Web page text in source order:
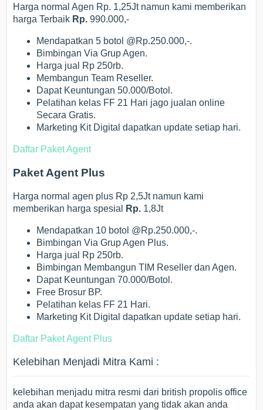
Harga normal Agen Rp. 1,25Jt namun kami memberikan
harga Terbaik Rp. 990.000,-
Mendapatkan 5 botol @Rp.250.000,-.
Bimbingan Via Grup Agen.
Harga jual Rp 250rb.
Membangun Team Reseller.
Dapat Keuntungan 50.000/Botol.
Pelatihan kelas FF 21 Hari jago jualan online
Secara Gratis.
Marketing Kit Digital dapatkan update setiap hari.
Daftar Paket Agent
Paket Agent Plus
Harga normal agen plus Rp 2,5Jt namun kami
memberikan harga spesial
Rp. 1,8Jt
Mendapatkan 10 botol @Rp.250.000,-.
Bimbingan Via Grup Agen Plus.
Harga jual Rp 250rb.
Bimbingan Membangun TIM Reseller dan Agen.
Dapat Keuntungan 70.000/Botol.
Free Brosur BP.
Pelatihan kelas FF 21 Hari.
Marketing Kit Digital dapatkan update setiap hari.
Daftar Paket Agent Plus
Kelebihan Menjadi Mitra Kami :
kelebihan menjadu mitra resmi dari british propolis office
anda akan dapat kesempatan yang tidak akan anda